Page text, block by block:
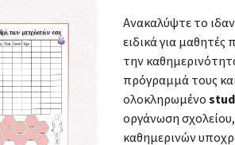
Ανακαλύψτε το
ειδικά για
την
πρόγραμμά τους
ολοκληρωμένο
οργάνωση
καθημερινών